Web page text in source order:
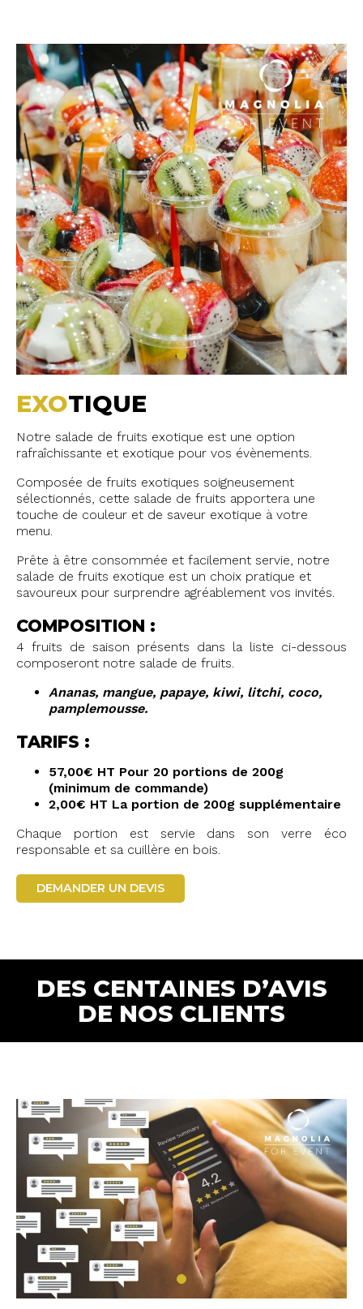
EXOTIQUE
Notre salade de fruits exotique est une option
rafraîchissante et exotique pour vos évènements.
Composée de fruits exotiques soigneusement
sélectionnés, cette salade de fruits apportera une
touche de couleur et de saveur exotique à votre
menu.
Prête à être consommée et facilement servie, notre
salade de fruits exotique est un choix pratique et
savoureux pour surprendre agréablement vos invités.
COMPOSITION :
4 fruits de saison présents dans la liste ci-dessous
composeront notre salade de fruits.
Ananas, mangue, papaye, kiwi, litchi, coco,
pamplemousse.
TARIFS :
57,00€ HT Pour 20 portions de 200g
(minimum de commande)
2,00€ HT La portion de 200g supplémentaire
Chaque portion est servie dans son verre éco
responsable et sa cuillère en bois.
DEMANDER UN DEVIS
DES CENTAINES D’AVIS
DE NOS CLIENTS